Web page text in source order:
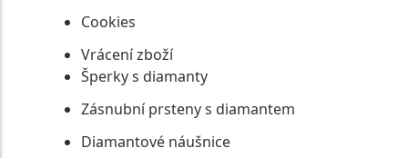
Cookies
Vrácení zboží
Šperky s diamanty
Zásnubní prsteny s diamantem
Diamantové náušnice